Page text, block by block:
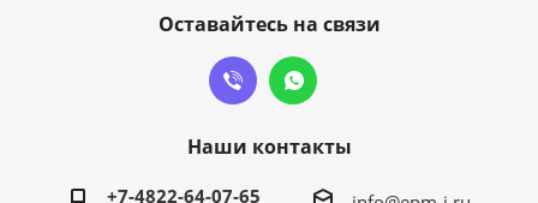
Оставайтесь на связи
Наши контакты
+7-4822-64-07-65